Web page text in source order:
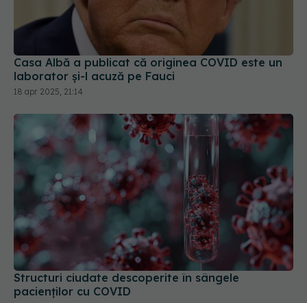
Casa Albă a publicat că originea COVID este un
laborator și-l acuză pe Fauci
18 apr 2025, 21:14
Structuri ciudate descoperite în sângele
pacienților cu COVID